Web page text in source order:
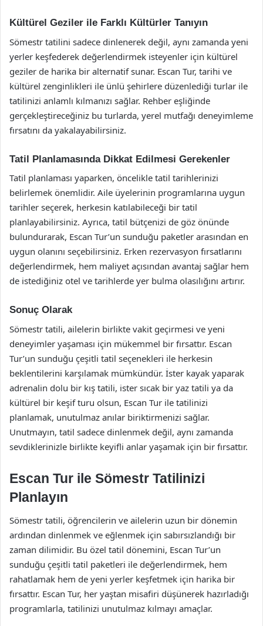
Kültürel Geziler ile Farklı Kültürler Tanıyın
Sömestr tatilini sadece dinlenerek değil, aynı zamanda yeni
yerler keşfederek değerlendirmek isteyenler için kültürel
geziler de harika bir alternatif sunar. Escan Tur, tarihi ve
kültürel zenginlikleri ile ünlü şehirlere düzenlediği turlar ile
tatilinizi anlamlı kılmanızı sağlar. Rehber eşliğinde
gerçekleştireceğiniz bu turlarda, yerel mutfağı deneyimleme
fırsatını da yakalayabilirsiniz.
Tatil Planlamasında Dikkat Edilmesi Gerekenler
Tatil planlaması yaparken, öncelikle tatil tarihlerinizi
belirlemek önemlidir. Aile üyelerinin programlarına uygun
tarihler seçerek, herkesin katılabileceği bir tatil
planlayabilirsiniz. Ayrıca, tatil bütçenizi de göz önünde
bulundurarak, Escan Tur’un sunduğu paketler arasından en
uygun olanını seçebilirsiniz. Erken rezervasyon fırsatlarını
değerlendirmek, hem maliyet açısından avantaj sağlar hem
de istediğiniz otel ve tarihlerde yer bulma olasılığını artırır.
Sonuç Olarak
Sömestr tatili, ailelerin birlikte vakit geçirmesi ve yeni
deneyimler yaşaması için mükemmel bir fırsattır. Escan
Tur’un sunduğu çeşitli tatil seçenekleri ile herkesin
beklentilerini karşılamak mümkündür. İster kayak yaparak
adrenalin dolu bir kış tatili, ister sıcak bir yaz tatili ya da
kültürel bir keşif turu olsun, Escan Tur ile tatilinizi
planlamak, unutulmaz anılar biriktirmenizi sağlar.
Unutmayın, tatil sadece dinlenmek değil, aynı zamanda
sevdiklerinizle birlikte keyifli anlar yaşamak için bir fırsattır.
Escan Tur ile Sömestr Tatilinizi
Planlayın
Sömestr tatili, öğrencilerin ve ailelerin uzun bir dönemin
ardından dinlenmek ve eğlenmek için sabırsızlandığı bir
zaman dilimidir. Bu özel tatil dönemini, Escan Tur’un
sunduğu çeşitli tatil paketleri ile değerlendirmek, hem
rahatlamak hem de yeni yerler keşfetmek için harika bir
fırsattır. Escan Tur, her yaştan misafiri düşünerek hazırladığı
programlarla, tatilinizi unutulmaz kılmayı amaçlar.